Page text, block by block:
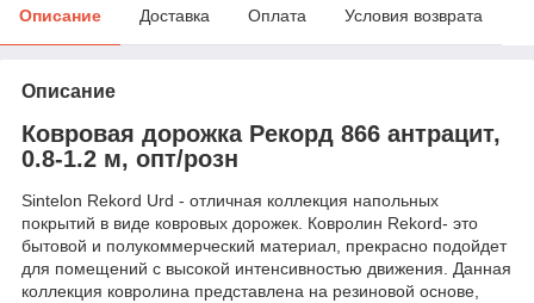
Описание Доставка Оплата Условия возврата
Описание
Ковровая дорожка Рекорд 866 антрацит,
0.8-1.2 м, опт/розн
Sintelon Rekord Urd - отличная коллекция напольных
покрытий в виде ковровых дорожек. Ковролин Rekord- это
бытовой и полукоммерческий материал, прекрасно подойдет
для помещений с высокой интенсивностью движения. Данная
коллекция ковролина представлена на резиновой основе,